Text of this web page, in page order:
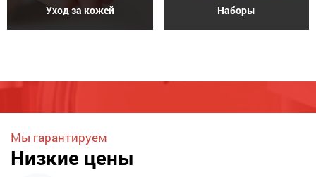
Уход за кожей Наборы
Мы гарантируем
Низкие цены